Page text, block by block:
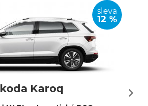
sleva
12 %
Karoq